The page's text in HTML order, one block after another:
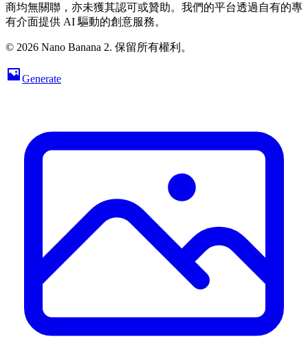
商均無關聯，亦未獲其認可或贊助。我們的平台透過自有的專
有介面提供 AI 驅動的創意服務。
© 2026 Nano Banana 2. 保留所有權利。
Generate